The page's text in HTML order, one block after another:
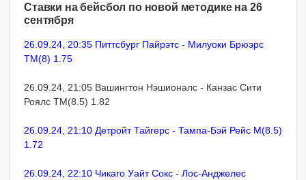
Ставки на бейсбол по новой методике на 26
сентября
26.09.24, 20:35 Питтсбург Пайрэтс - Милуоки Брюэрс
ТМ(8) 1.75
26.09.24, 21:05 Вашингтон Нэшионалс - Канзас Сити
Роялс ТМ(8.5) 1.82
26.09.24, 21:10 Детройт Тайгерс - Тампа-Бэй Рейс М(8.5)
1.72
26.09.24, 22:10 Чикаго Уайт Сокс - Лос-Анджелес